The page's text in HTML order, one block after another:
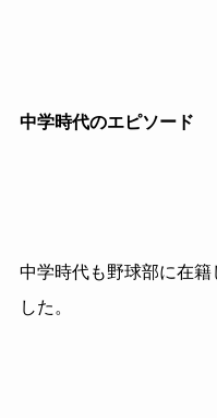
中学時代のエピソード
中学時代も野球部に在籍
した。